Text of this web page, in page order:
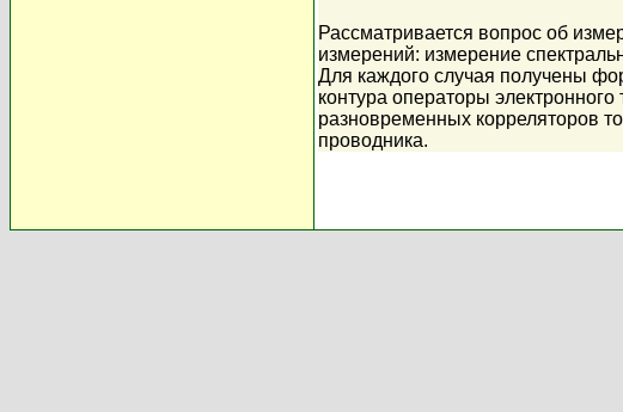
Рассматривается вопрос об
измерений: измерение
Для каждого случая получены
контура операторы
разновременных корреляторов
проводника.